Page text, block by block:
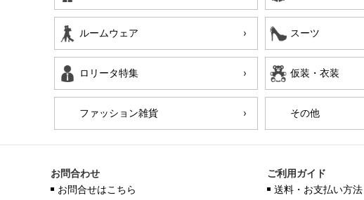
ルームウェア スーツ
ロリータ特集 仮装・衣装
ファッション雑貨 その他
お問合わせ
お問合せはこちら
ご利用ガイド
送料・お支払い方法